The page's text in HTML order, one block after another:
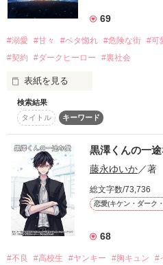
優しい王子の仮面を被った坂本商
「優しくされたい？　それとも
彼らに目を付けられつつ
幹部たちにも気に入られていく
赤と青の可愛い双子
森　明人
森　勇人
「美来は俺らのだ」
「お前なぁ……分かれよ」
《月帝》のＮО．３
私はこの辺りで一番危険な暴走族
気だるげな帝王さまの、伴侶（は
鉄谷夕華（１６）
－てつたに ゆか－
冷遇されていることに気づいてい
鋼メンタル女子
「あ、ひ弱に見えるかもしれませ
これでも私、なかなかのもので。
ハエとか蚊には連戦連勝です！」
69
#溺愛 #甘々 #ベタ惚れ #危険な街 #可
#契約
#ダークヒーロー #裏社会
表紙を見る
お金も地位もなければ親もいない
それでも私は今日も元気に生きて
ボロッボロって言葉が似合ったも
検索結果
タイトル
キーワード
黒澤くんの一
藤永ゆいか／著
総文字数/73,736
恋愛(キケン・ダーク
68
#不良 #高校生 #ヤンキー #胸キュン #